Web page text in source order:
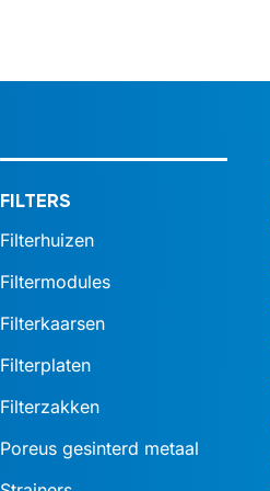
FILTERS
Filterhuizen
Filtermodules
Filterkaarsen
Filterplaten
Filterzakken
Poreus gesinterd metaal